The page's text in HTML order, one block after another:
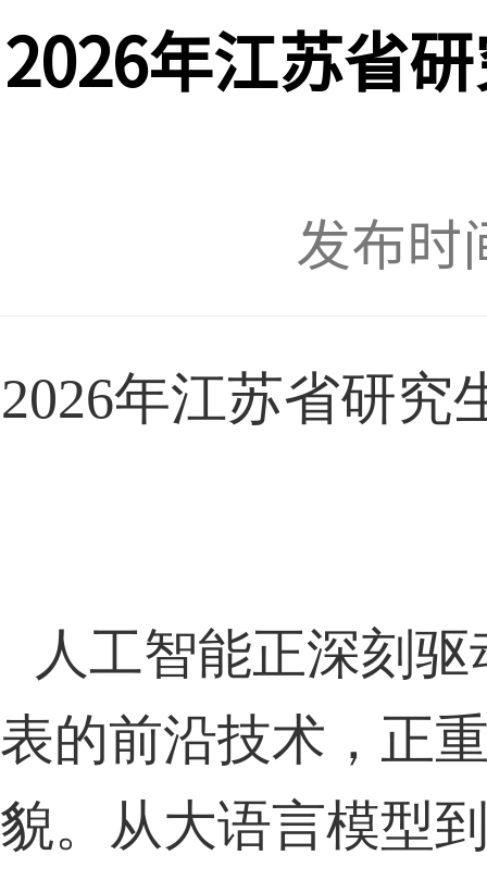
2026年江苏省
发布时
2026年江苏省研究
人工智能正深刻
表的前沿技术，正
貌。从大语言模型